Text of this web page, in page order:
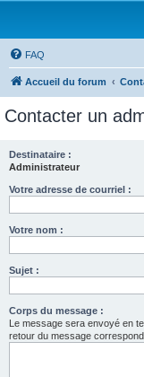
FAQ
Accueil du forum
Contacter un
Destinataire :
Administrateur
Votre adresse de courriel :
Votre nom :
Sujet :
Corps du message :
Le message sera envoyé en
retour du message